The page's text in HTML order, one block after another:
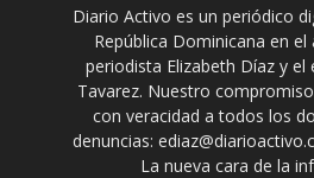
Diario Activo es un periódico
República Dominicana en
periodista Elizabeth Díaz y el
Tavarez. Nuestro
con veracidad a todos los
denuncias:
La nueva cara de la